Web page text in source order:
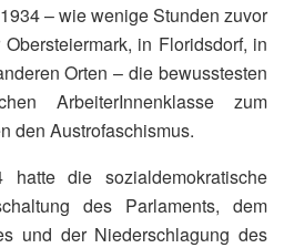
– wie wenige Stunden zuvor
in Floridsdorf, in
Orten – die bewusstesten
ArbeiterInnenklasse zum
den Austrofaschismus.
die sozialdemokratische
des Parlaments, dem
und der Niederschlagung des